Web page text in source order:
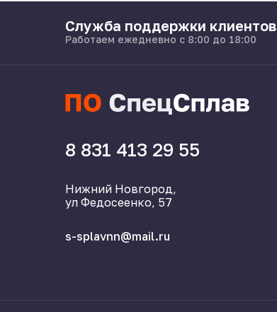
Служба поддержки клиентов
Работаем ежедневно с 8:00 до 18:00
Нижний Новгород,
ул Федосеенко, 57
s-splavnn@mail.ru
8 831 413 29 55